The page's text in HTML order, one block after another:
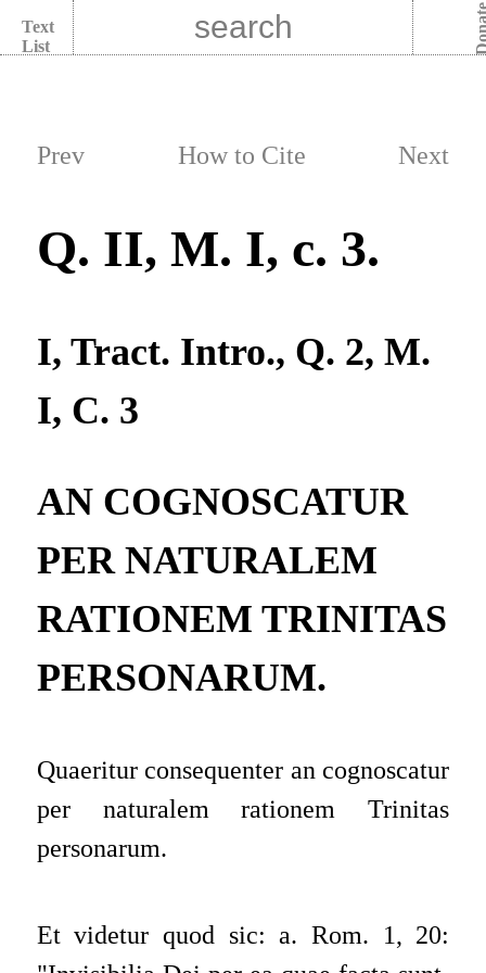
Text
List
Prev How to Cite Next
Q. II, M. I, c. 3.
I, Tract. Intro., Q. 2, M.
I, C. 3
AN COGNOSCATUR
PER NATURALEM
RATIONEM TRINITAS
PERSONARUM.
Quaeritur consequenter an cognoscatur
per naturalem rationem Trinitas
personarum.
Et videtur quod sic: a. Rom. 1, 20: